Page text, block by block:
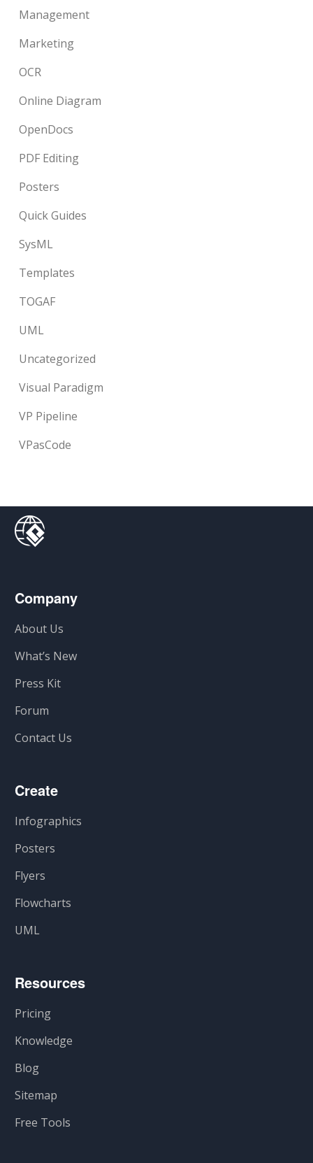
Management
Marketing
OCR
Online Diagram
OpenDocs
PDF Editing
Posters
Quick Guides
SysML
Templates
TOGAF
UML
Uncategorized
Visual Paradigm
VP Pipeline
VPasCode
Company
About Us
What’s New
Press Kit
Forum
Contact Us
Create
Infographics
Posters
Flyers
Flowcharts
UML
Resources
Pricing
Knowledge
Blog
Sitemap
Free Tools